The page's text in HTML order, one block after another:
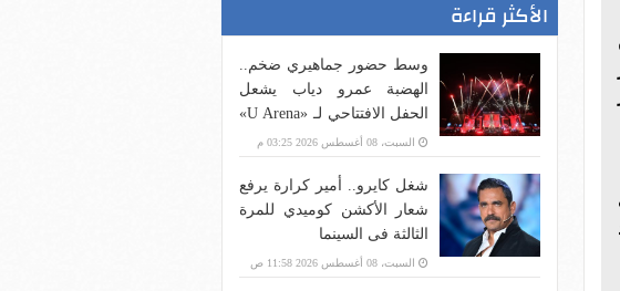
الأكثر قراءة
وسط حضور جماهيري ضخم..
الهضبة عمرو دياب يشعل
الحفل الافتتاحي لـ «U Arena»
ضمن فعاليات «يلا ساحل»
بمدينة العلمين الجديدة
السبت، 08 أغسطس 2026 03:25 م
شغل كايرو.. أمير كرارة يرفع
شعار الأكشن كوميدي للمرة
الثالثة فى السينما
السبت، 08 أغسطس 2026 11:58 ص